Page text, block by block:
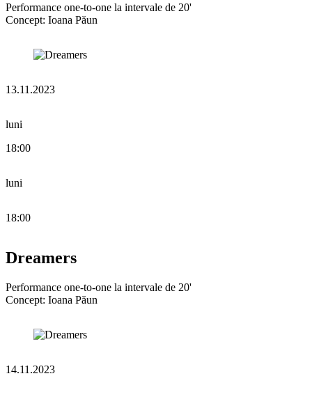
Performance one-to-one la intervale de 20'
Concept: Ioana Păun
13.11.2023
luni
18:00
luni
18:00
Dreamers
Performance one-to-one la intervale de 20'
Concept: Ioana Păun
14.11.2023